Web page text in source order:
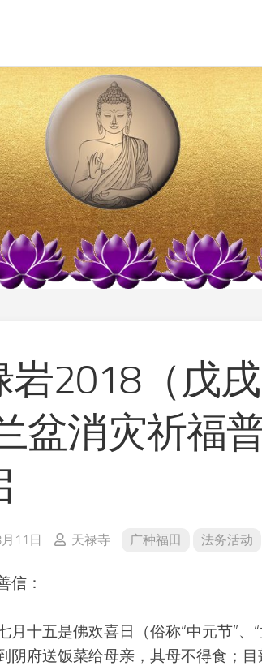
岩2018（戊
盆消灾祈福
11日 天禄寺 广种福田 法务活动
：
十五是佛欢喜日（俗称“中元节”、“
阴府送饭菜给母亲，其母不得食；